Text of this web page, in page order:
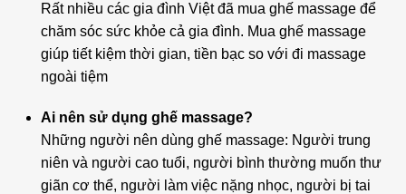
Rất nhiều các gia đình Việt đã mua ghế massage để
chăm sóc sức khỏe cả gia đình. Mua ghế massage
giúp tiết kiệm thời gian, tiền bạc so với đi massage
ngoài tiệm
Ai nên sử dụng ghế massage?
Những người nên dùng ghế massage: Người trung
niên và người cao tuổi, người bình thường muốn thư
giãn cơ thể, người làm việc nặng nhọc, người bị tai